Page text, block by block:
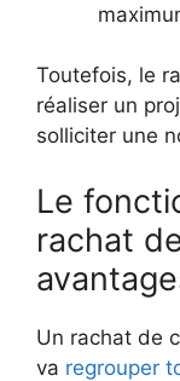
Toutefois, le
réaliser un
solliciter une
Le
rachat
Un rachat de
va regrouper